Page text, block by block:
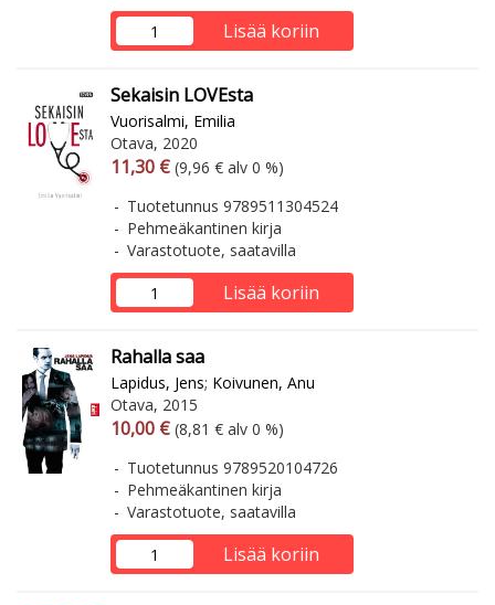
Lisää koriin
Sekaisin LOVEsta
Vuorisalmi, Emilia
Otava, 2020
Arvonlisäverollinen hinta
11,30 € Arvonlisäveroton hinta
(9,96 € alv 0 %)
Tuotetunnus 9789511304524
Pehmeäkantinen kirja
Varastotuote, saatavilla
Lisää koriin
Rahalla saa
Lapidus, Jens; Koivunen, Anu
Otava, 2015
Arvonlisäverollinen hinta
10,00 € Arvonlisäveroton hinta
(8,81 € alv 0 %)
Tuotetunnus 9789520104726
Pehmeäkantinen kirja
Varastotuote, saatavilla
Lisää koriin